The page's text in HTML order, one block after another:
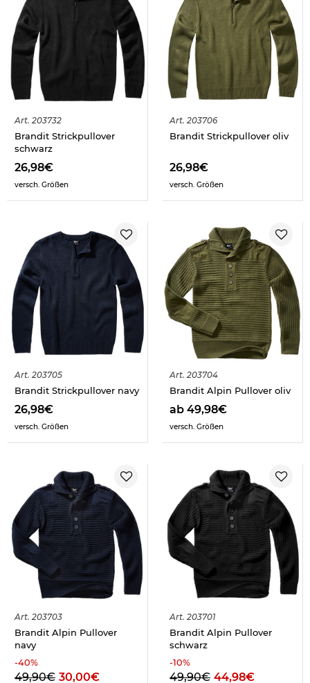
Art. 203732
Brandit Strickpullover
schwarz
26,98€
versch. Größen
Art. 203706
Brandit Strickpullover oliv
26,98€
versch. Größen
Art. 203705
Brandit Strickpullover navy
26,98€
versch. Größen
Art. 203704
Brandit Alpin Pullover oliv
ab 49,98€
versch. Größen
Art. 203703
Brandit Alpin Pullover
navy
-40%
49,90€ 30,00€
Art. 203701
Brandit Alpin Pullover
schwarz
-10%
49,90€ 44,98€